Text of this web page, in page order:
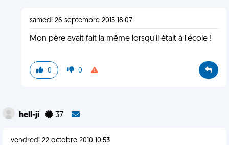
samedi 26 septembre 2015 18:07
Mon père avait fait la même lorsqu'il était à l'école !
0 0
hell-ji 37
vendredi 22 octobre 2010 10:53